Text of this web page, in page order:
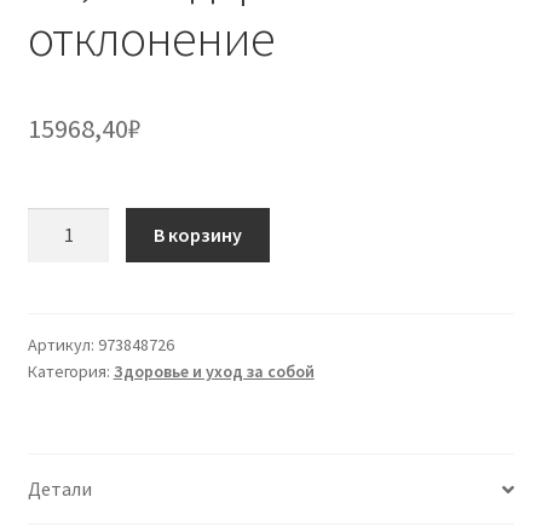
отклонение
15968,40₽
2
центов
В корзину
Артикул: 973848726
Категория: Здоровье и уход за собой
Детали